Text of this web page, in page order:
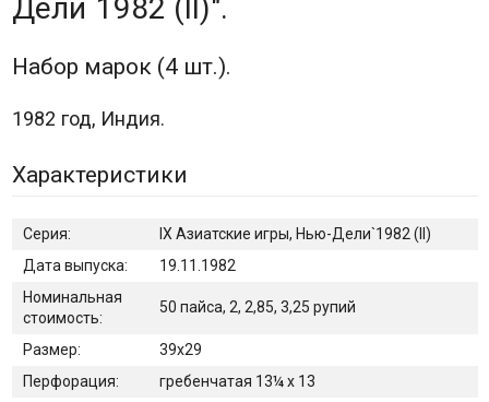
Дели`1982 (II)".
Набор марок (4 шт.).
1982 год, Индия.
Характеристики
Серия:
IX Азиатские игры, Нью-Дели`1982 (II)
Дата выпуска:
19.11.1982
Номинальная
стоимость:
50 пайса, 2, 2,85, 3,25 рупий
Размер:
39х29
Перфорация:
гребенчатая 13¼ x 13